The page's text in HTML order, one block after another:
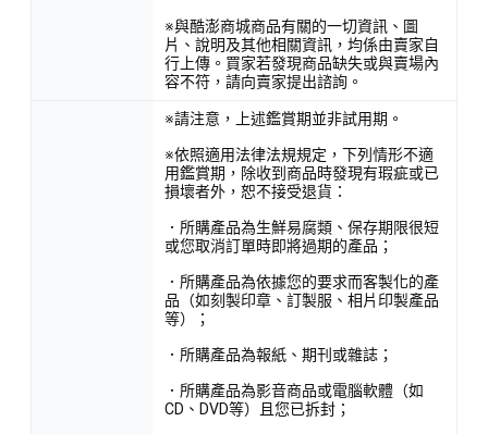
※與酷澎商城商品有關的一切資訊、圖
片、說明及其他相關資訊，均係由賣家自
行上傳。買家若發現商品缺失或與賣場內
容不符，請向賣家提出諮詢。
※請注意，上述鑑賞期並非試用期。
※依照適用法律法規規定，下列情形不適
用鑑賞期，除收到商品時發現有瑕疵或已
損壞者外，恕不接受退貨：
．所購產品為生鮮易腐類、保存期限很短
或您取消訂單時即將過期的產品；
．所購產品為依據您的要求而客製化的產
品（如刻製印章、訂製服、相片印製產品
等）；
．所購產品為報紙、期刊或雜誌；
．所購產品為影音商品或電腦軟體（如
CD、DVD等）且您已拆封；